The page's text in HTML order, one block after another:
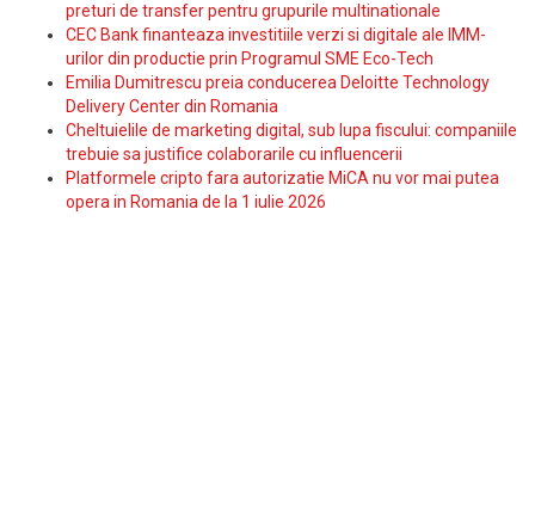
preturi de transfer pentru grupurile multinationale
CEC Bank finanteaza investitiile verzi si digitale ale IMM-
urilor din productie prin Programul SME Eco-Tech
Emilia Dumitrescu preia conducerea Deloitte Technology
Delivery Center din Romania
Cheltuielile de marketing digital, sub lupa fiscului: companiile
trebuie sa justifice colaborarile cu influencerii
Platformele cripto fara autorizatie MiCA nu vor mai putea
opera in Romania de la 1 iulie 2026